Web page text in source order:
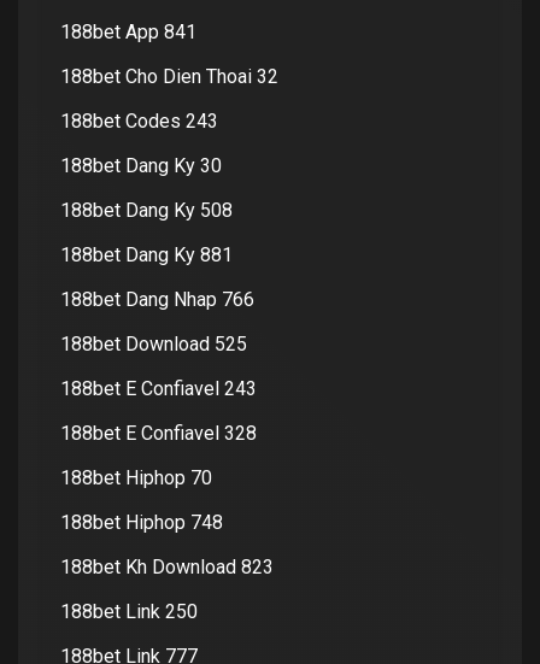
188bet App 841
188bet Cho Dien Thoai 32
188bet Codes 243
188bet Dang Ky 30
188bet Dang Ky 508
188bet Dang Ky 881
188bet Dang Nhap 766
188bet Download 525
188bet E Confiavel 243
188bet E Confiavel 328
188bet Hiphop 70
188bet Hiphop 748
188bet Kh Download 823
188bet Link 250
188bet Link 777